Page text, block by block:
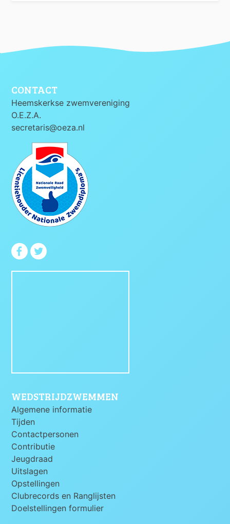
CONTACT
Heemskerkse zwemvereniging
O.E.Z.A.
secretaris@oeza.nl
WEDSTRIJDZWEMMEN
Algemene informatie
Tijden
Contactpersonen
Contributie
Jeugdraad
Uitslagen
Opstellingen
Clubrecords en Ranglijsten
Doelstellingen formulier